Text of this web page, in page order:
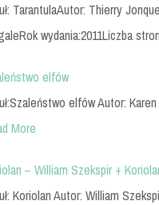
TarantulaAutor: Thierry
wydania:2011Liczba
elfów
elfów Autor:
More
– William Szekspir +
Koriolan Autor: William